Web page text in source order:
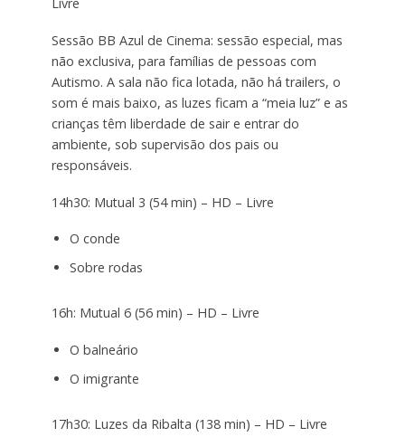
Sessão BB Azul de Cinema: sessão especial, mas
não exclusiva, para famílias de pessoas com
Autismo. A sala não fica lotada, não há trailers, o
som é mais baixo, as luzes ficam a “meia luz” e as
crianças têm liberdade de sair e entrar do
ambiente, sob supervisão dos pais ou
responsáveis.
14h30: Mutual 3 (54 min) – HD – Livre
O conde
Sobre rodas
16h: Mutual 6 (56 min) – HD – Livre
O balneário
O imigrante
17h30: Luzes da Ribalta (138 min) – HD – Livre